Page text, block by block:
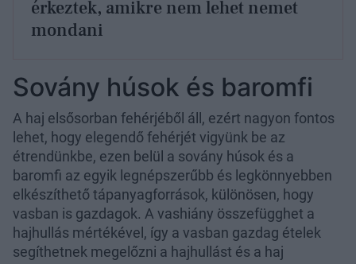
érkeztek, amikre nem lehet nemet
mondani
Sovány húsok és baromfi
A haj elsősorban fehérjéből áll, ezért nagyon fontos
lehet, hogy elegendő fehérjét vigyünk be az
étrendünkbe, ezen belül a sovány húsok és a
baromfi az egyik legnépszerűbb és legkönnyebben
elkészíthető tápanyagforrások, különösen, hogy
vasban is gazdagok. A vashiány összefügghet a
hajhullás mértékével, így a vasban gazdag ételek
segíthetnek megelőzni a hajhullást és a haj